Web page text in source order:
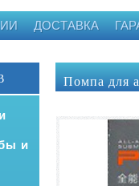
ДОСТАВКА
и
Помпа для